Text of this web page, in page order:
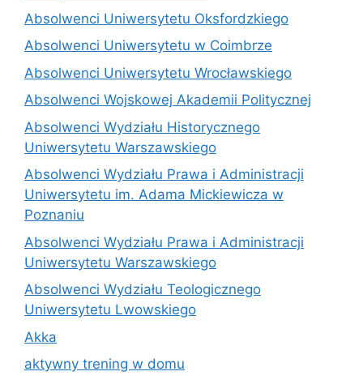
Absolwenci Uniwersytetu Oksfordzkiego
Absolwenci Uniwersytetu w Coimbrze
Absolwenci Uniwersytetu Wrocławskiego
Absolwenci Wojskowej Akademii Politycznej
Absolwenci Wydziału Historycznego
Uniwersytetu Warszawskiego
Absolwenci Wydziału Prawa i Administracji
Uniwersytetu im. Adama Mickiewicza w
Poznaniu
Absolwenci Wydziału Prawa i Administracji
Uniwersytetu Warszawskiego
Absolwenci Wydziału Teologicznego
Uniwersytetu Lwowskiego
Akka
aktywny trening w domu